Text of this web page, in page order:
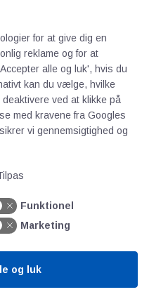
for at give dig en
reklame og for at
alle og luk', hvis du
kan du vælge, hvilke
ved at klikke på
med kravene fra Googles
sikrer vi gennemsigtighed og
Funktionel
Marketing
og luk